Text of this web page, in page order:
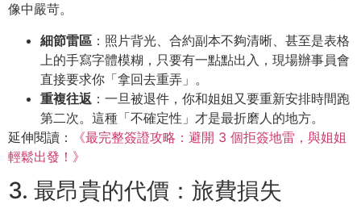
像中嚴苛。
細節雷區 ：照片背光、合約副本不夠清晰、甚至是表格
上的手寫字體模糊，只要有一點點出入，現場辦事員會
直接要求你「拿回去重弄」。
重複往返 ：一旦被退件，你和姐姐又要重新安排時間跑
第二次。這種「不確定性」才是最折磨人的地方。
延伸閱讀：
《最完整簽證攻略：避開 3 個拒簽地雷，與姐姐
輕鬆出發！》
3. 最昂貴的代價：旅費損失